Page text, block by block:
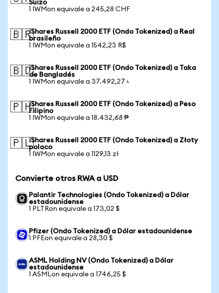
Suizo
1 IWMon equivale a 245,28 CHF
🇧🇷iShares Russell 2000 ETF (Ondo Tokenized) a Real
brasileño
1 IWMon equivale a 1542,23 R$
🇧🇩iShares Russell 2000 ETF (Ondo Tokenized) a Taka
de Bangladés
1 IWMon equivale a 37.492,27 ৳
🇵🇭iShares Russell 2000 ETF (Ondo Tokenized) a Peso
Filipino
1 IWMon equivale a 18.432,68 ₱
🇵🇱iShares Russell 2000 ETF (Ondo Tokenized) a Złoty
polaco
1 IWMon equivale a 1129,13 zł
Convierte otros RWA a USD
Palantir Technologies (Ondo Tokenized) a Dólar
estadounidense
1 PLTRon equivale a 173,02 $
Pfizer (Ondo Tokenized) a Dólar estadounidense
1 PFEon equivale a 28,30 $
ASML Holding NV (Ondo Tokenized) a Dólar
estadounidense
1 ASMLon equivale a 1746,25 $